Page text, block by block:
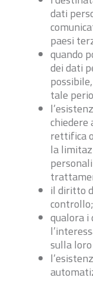
dati
paesi
quando
dei dati
tale
rettifica
la
il diritto
controllo;
qualora i
sulla